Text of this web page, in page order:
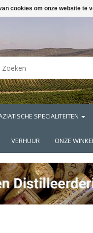
SPECIALITEITEN
VERHUUR ONZE
cookies om onze website te